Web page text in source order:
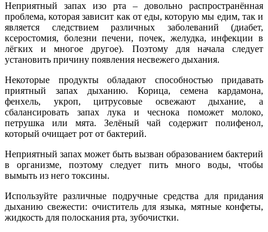
Неприятный запах изо рта – довольно распространённая
проблема, которая зависит как от еды, которую мы едим, так и
является следствием различных заболеваний (диабет,
ксеростомия, болезни печени, почек, желудка, инфекции в
лёгких и многое другое). Поэтому для начала следует
установить причину появления несвежего дыхания.
Некоторые продукты обладают способностью придавать
приятный запах дыханию. Корица, семена кардамона,
фенхель, укроп, цитрусовые освежают дыхание, а
сбалансировать запах лука и чеснока поможет молоко,
петрушка или мята. Зелёный чай содержит полифенол,
который очищает рот от бактерий.
Неприятный запах может быть вызван образованием бактерий
в организме, поэтому следует пить много воды, чтобы
вымыть из него токсины.
Используйте различные подручные средства для придания
дыханию свежести: очиститель для языка, мятные конфеты,
жидкость для полоскания рта, зубочистки.